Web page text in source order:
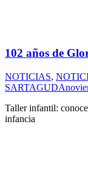
102 años de
NOTICIAS,
SARTAGUDA
Taller infantil:
infancia